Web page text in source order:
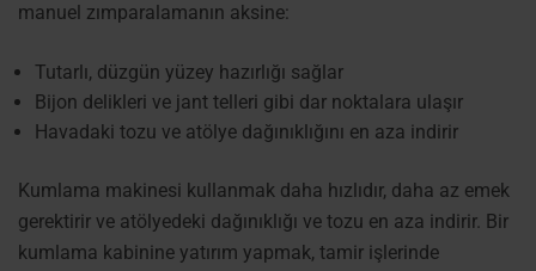
manuel zımparalamanın aksine:
Tutarlı, düzgün yüzey hazırlığı sağlar
Bijon delikleri ve jant telleri gibi dar noktalara ulaşır
Havadaki tozu ve atölye dağınıklığını en aza indirir
Kumlama makinesi kullanmak daha hızlıdır, daha az emek
gerektirir ve atölyedeki dağınıklığı ve tozu en aza indirir. Bir
kumlama kabinine yatırım yapmak, tamir işlerinde